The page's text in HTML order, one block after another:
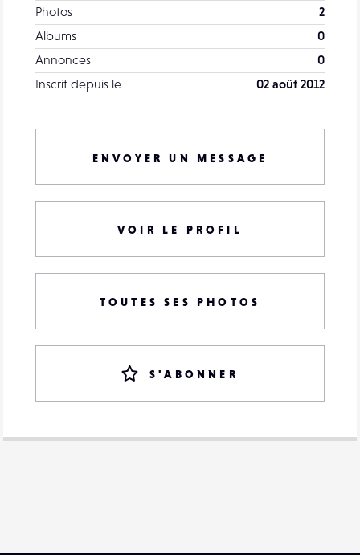
Photos
2
Albums
0
Annonces
0
Inscrit depuis le
02 août 2012
ENVOYER UN MESSAGE
VOIR LE PROFIL
TOUTES SES PHOTOS
S'ABONNER